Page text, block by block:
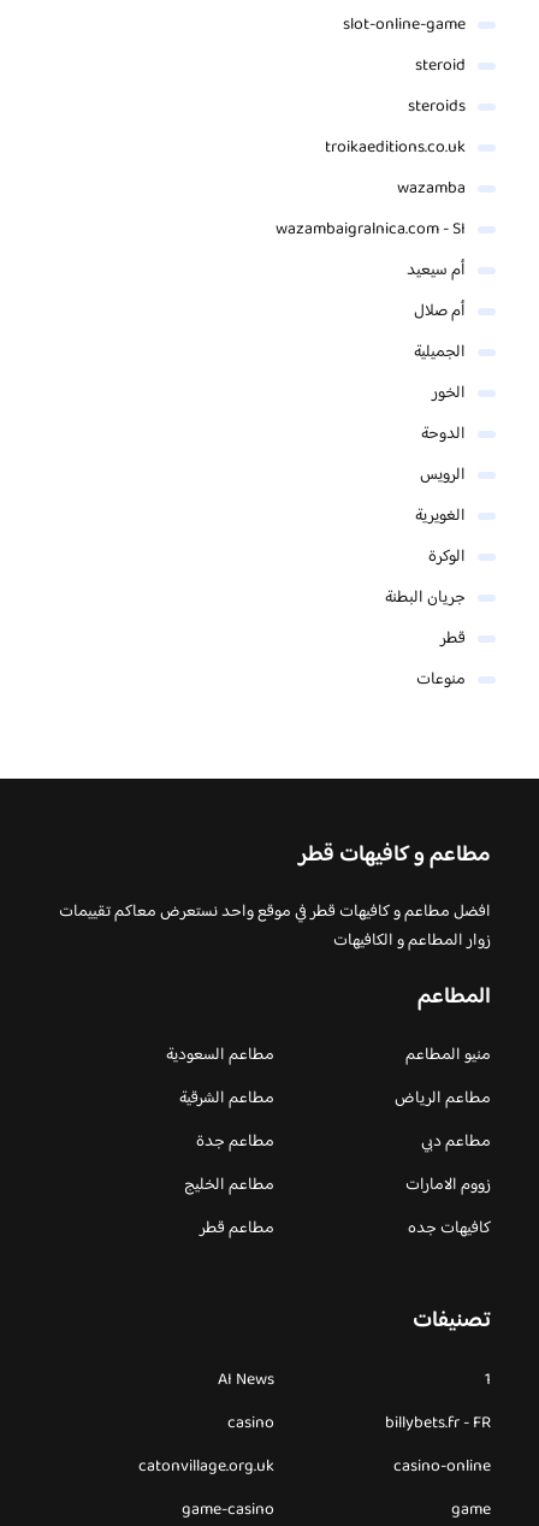
slot-online-game
steroid
steroids
troikaeditions.co.uk
wazamba
wazambaigralnica.com - SI
أم سيعيد
أم صلال
الجميلية
الخور
الدوحة
الرويس
الغويرية
الوكرة
جريان البطنة
قطر
منوعات
مطاعم و كافيهات قطر
افضل مطاعم و كافيهات قطر في موقع واحد نستعرض معاكم تقييمات
زوار المطاعم و الكافيهات
المطاعم
منيو المطاعم
مطاعم السعودية
مطاعم الرياض
مطاعم الشرقية
مطاعم دبي
مطاعم جدة
زووم الامارات
مطاعم الخليج
كافيهات جده
مطاعم قطر
تصنيفات
1
AI News
billybets.fr - FR
casino
casino-online
catonvillage.org.uk
game
game-casino